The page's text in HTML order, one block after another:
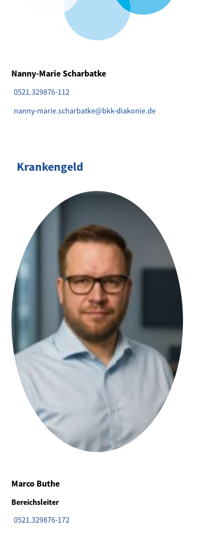
Nanny-Marie Scharbatke
0521.329876-112
nanny-marie.scharbatke@bkk-diakonie.de
Krankengeld
Marco Buthe
Bereichsleiter
0521.329876-172